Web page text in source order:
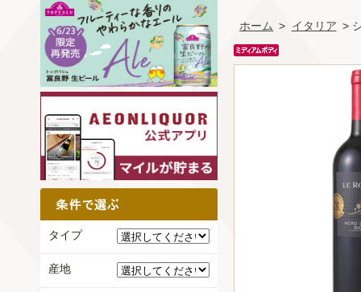
ホーム > イタリア >
タイプ
産地